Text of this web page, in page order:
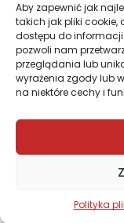
Aby zapewnić jak
takich jak pliki
dostępu do
pozwoli nam
przeglądania lub
wyrażenia zgody lub
na niektóre cechy i
Polityka
Strona główna
783 783 360